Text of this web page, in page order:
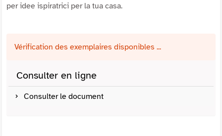
per idee ispiratrici per la tua casa.
Vérification des exemplaires disponibles ...
Consulter en ligne
Consulter le document